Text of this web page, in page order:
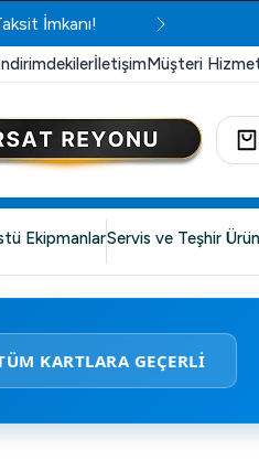
İmkanı!
İletişimMüşteri
EkipmanlarServis ve Teşhir
KARTLARA GEÇERLİ